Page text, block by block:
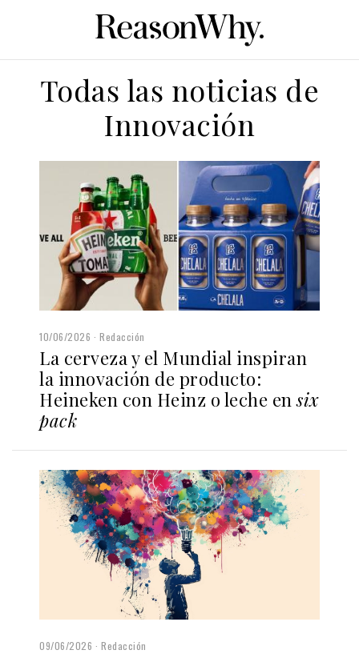
Todas las noticias de
Innovación
10/06/2026 Redacción
La cerveza y el Mundial inspiran
la innovación de producto:
Heineken con Heinz o leche ensix
pack
09/06/2026 Redacción